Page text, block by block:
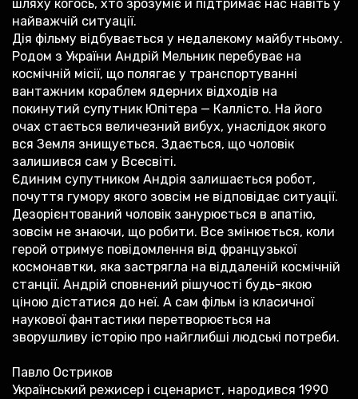
шляху когось, хто зрозуміє й підтримає нас навіть у
найважчій ситуації.
Дія фільму відбувається у недалекому майбутньому.
Родом з України Андрій Мельник перебуває на
космічній місії, що полягає у транспортуванні
вантажним кораблем ядерних відходів на
покинутий супутник Юпітера — Каллісто. На його
очах стається величезний вибух, унаслідок якого
вся Земля знищується. Здається, що чоловік
залишився сам у Всесвіті.
Єдиним супутником Андрія залишається робот,
почуття гумору якого зовсім не відповідає ситуації.
Дезорієнтований чоловік занурюється в апатію,
зовсім не знаючи, що робити. Все змінюється, коли
герой отримує повідомлення від французької
космонавтки, яка застрягла на віддаленій космічній
станції. Андрій сповнений рішучості будь-якою
ціною дістатися до неї. А сам фільм із класичної
наукової фантастики перетворюється на
зворушливу історію про найглибші людські потреби.
Павло Остриков
Український режисер і сценарист, народився 1990